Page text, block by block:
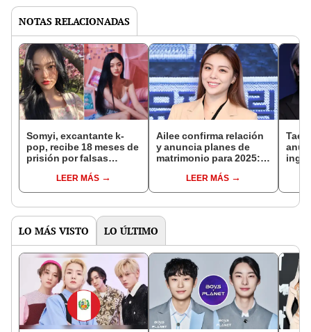
NOTAS RELACIONADAS
Somyi, excantante k-
pop, recibe 18 meses de
prisión por falsas
agresión sexual
LEER MÁS
Ailee confirma relación
y anuncia planes de
matrimonio para 2025:
LEER MÁS
LO MÁS VISTO LO ÚLTIMO